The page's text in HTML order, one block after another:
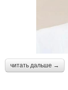
читать дальше →